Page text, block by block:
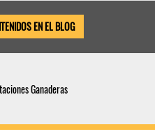
EN EL BLOG
Ganaderas